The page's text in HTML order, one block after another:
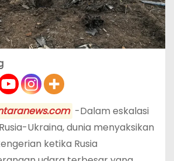
-Dalam eskalasi
Ukraina, dunia menyaksikan
ketika Rusia